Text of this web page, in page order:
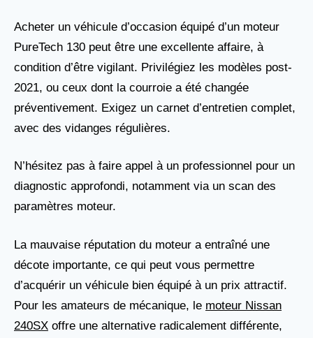
Acheter un véhicule d’occasion équipé d’un moteur
PureTech 130 peut être une excellente affaire, à
condition d’être vigilant. Privilégiez les modèles post-
2021, ou ceux dont la courroie a été changée
préventivement. Exigez un carnet d’entretien complet,
avec des vidanges régulières.
N’hésitez pas à faire appel à un professionnel pour un
diagnostic approfondi, notamment via un scan des
paramètres moteur.
La mauvaise réputation du moteur a entraîné une
décote importante, ce qui peut vous permettre
d’acquérir un véhicule bien équipé à un prix attractif.
Pour les amateurs de mécanique, le moteur Nissan
240SX offre une alternative radicalement différente,